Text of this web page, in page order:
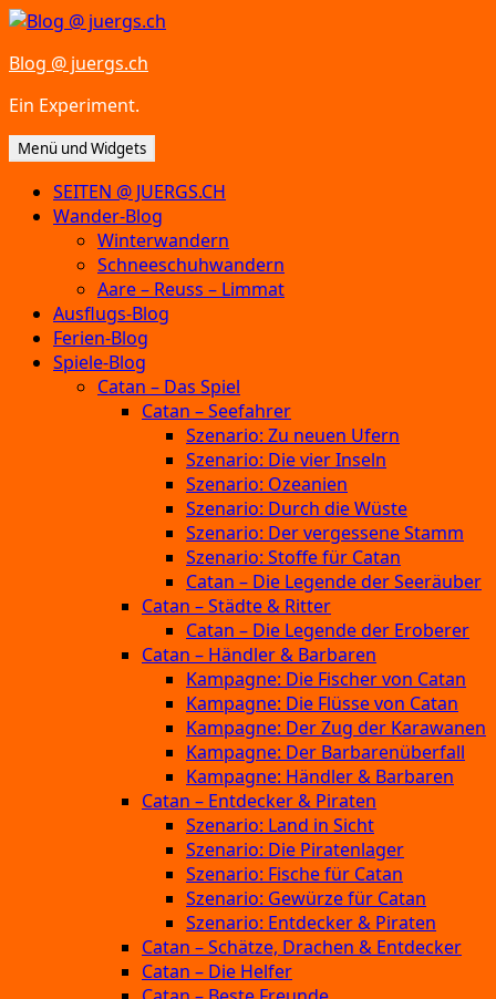
Zum
springen
Blog @ juergs.ch
Ein Experiment.
Menü und Widgets
SEITEN @ JUERGS.CH
Wander-Blog
Winterwandern
Schneeschuhwandern
Aare – Reuss – Limmat
Ausflugs-Blog
Ferien-Blog
Spiele-Blog
Catan – Das Spiel
Catan – Seefahrer
Szenario: Zu neuen Ufern
Szenario: Die vier Inseln
Szenario: Ozeanien
Szenario: Durch die Wüste
Szenario: Der vergessene Stamm
Szenario: Stoffe für Catan
Catan – Die Legende der Seeräuber
Catan – Städte & Ritter
Catan – Die Legende der Eroberer
Catan – Händler & Barbaren
Kampagne: Die Fischer von Catan
Kampagne: Die Flüsse von Catan
Kampagne: Der Zug der Karawanen
Kampagne: Der Barbarenüberfall
Kampagne: Händler & Barbaren
Catan – Entdecker & Piraten
Szenario: Land in Sicht
Szenario: Die Piratenlager
Szenario: Fische für Catan
Szenario: Gewürze für Catan
Szenario: Entdecker & Piraten
Catan – Schätze, Drachen & Entdecker
Catan – Die Helfer